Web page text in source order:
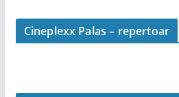
Cineplexx Palas – repertoar